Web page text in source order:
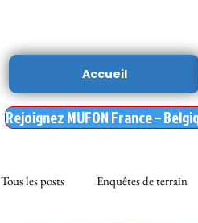
Accueil
Rejoignez MUFON France –
Tous les posts Enquêtes de terrain